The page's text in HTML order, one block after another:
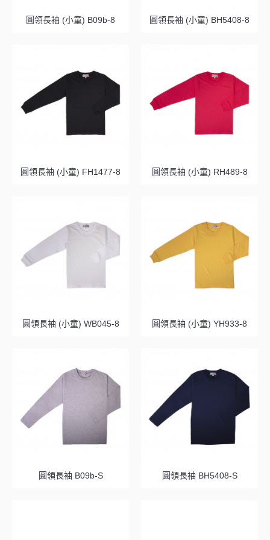
圓領長袖 (小童) B09b-8 圓領長袖 (小童) BH5408-8
圓領長袖 (小童) FH1477-8 圓領長袖 (小童) RH489-8
圓領長袖 (小童) WB045-8 圓領長袖 (小童) YH933-8
圓領長袖 B09b-S 圓領長袖 BH5408-S